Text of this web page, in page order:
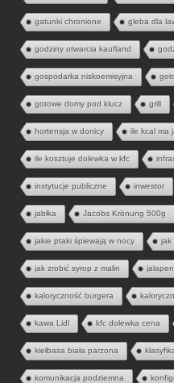
gatunki chronione gleba dla
godziny otwarcia kaufland
gospodarka niskoemisyjna
gotowe domy pod klucz grill
hortensja w donicy ile kcal ma
ile kosztuje dolewka w kfc
instytucje publiczne inwestor
jabłka Jacobs Krönung 500g
jakie ptaki śpiewają w nocy jak
jak zrobić syrop z malin
kaloryczność burgera
kawa Lidl kfc dolewka cena
kiełbasa biała parzona
komunikacja podziemna